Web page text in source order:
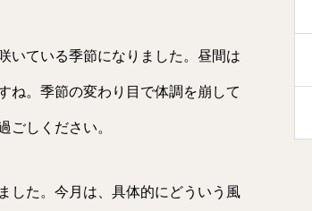
いている季節になりました。昼間は
ね。季節の変わり目で体調を崩して
ごしください。
した。今月は、具体的にどういう風